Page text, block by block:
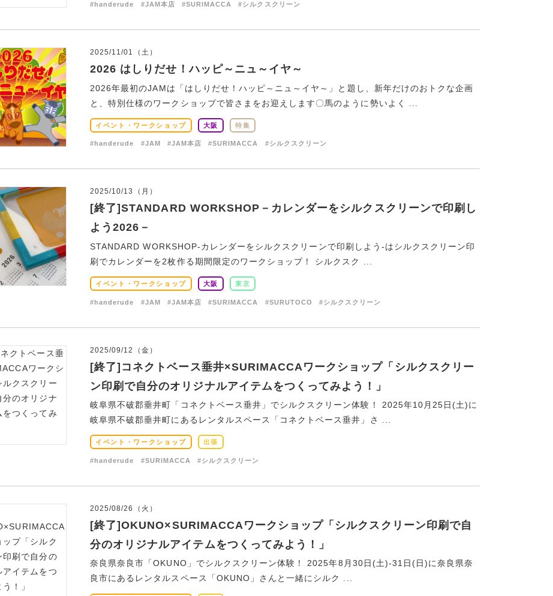
#handerude #JAM本店 #SURIMACCA #シルクスクリーン
2025/11/01（土）
2026 はしりだせ！ハッピ～ニュ～イヤ～
2026年最初のJAMは「はしりだせ！ハッピ～ニュ～イヤ～」と題し、新年だけのおトクな企画
と、特別仕様のワークショップで皆さまをお迎えします〇馬のように勢いよく ...
イベント・ワークショップ 大阪 特集
#handerude #JAM #JAM本店 #SURIMACCA #シルクスクリーン
2025/10/13（月）
[終了]STANDARD WORKSHOP－カレンダーをシルクスクリーンで印刷し
よう2026－
STANDARD WORKSHOP-カレンダーをシルクスクリーンで印刷しよう-はシルクスクリーン印
刷でカレンダーを2枚作る期間限定のワークショップ！ シルクスク ...
イベント・ワークショップ 大阪 東京
#handerude #JAM #JAM本店 #SURIMACCA #SURUTOCO #シルクスクリーン
2025/09/12（金）
[終了]コネクトベース垂井×SURIMACCAワークショップ「シルクスクリー
ン印刷で自分のオリジナルアイテムをつくってみよう！」
岐阜県不破郡垂井町「コネクトベース垂井」でシルクスクリーン体験！ 2025年10月25日(土)に
岐阜県不破郡垂井町にあるレンタルスペース「コネクトベース垂井」さ ...
イベント・ワークショップ 出張
#handerude #SURIMACCA #シルクスクリーン
2025/08/26（火）
[終了]OKUNO×SURIMACCAワークショップ「シルクスクリーン印刷で自
分のオリジナルアイテムをつくってみよう！」
奈良県奈良市「OKUNO」でシルクスクリーン体験！ 2025年8月30日(土)-31日(日)に奈良県奈
良市にあるレンタルスペース「OKUNO」さんと一緒にシルク ...